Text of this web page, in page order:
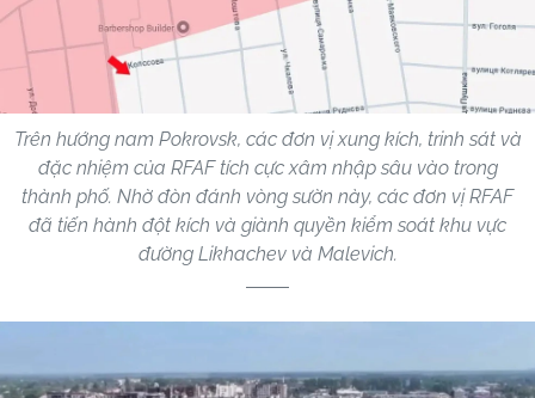
Trên hướng nam Pokrovsk, các đơn vị xung kích, trinh sát và
đặc nhiệm của RFAF tích cực xâm nhập sâu vào trong
thành phố. Nhờ đòn đánh vòng sườn này, các đơn vị RFAF
đã tiến hành đột kích và giành quyền kiểm soát khu vực
đường Likhachev và Malevich.